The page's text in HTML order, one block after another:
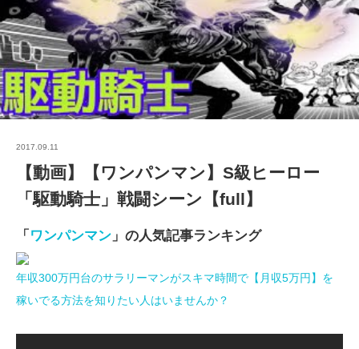
2017.09.11
【動画】【ワンパンマン】S級ヒーロー
「駆動騎士」戦闘シーン【full】
「 ワンパンマン 」の人気記事ランキング
年収300万円台のサラリーマンがスキマ時間で【月収5万円】を
稼いでる方法を知りたい人はいませんか？